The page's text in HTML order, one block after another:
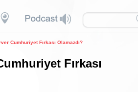
Cumhuriyet Fırkası Olamazdı?
Fırkası